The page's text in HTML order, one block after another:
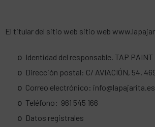
El titular del sitio web sitio web
o Identidad del responsable. TAP PAINT
o Dirección postal: C/ AVIACIÓN, 54,
o Correo electrónico: info@lapajarita.es
o Teléfono: 961 545 166
o Datos registrales